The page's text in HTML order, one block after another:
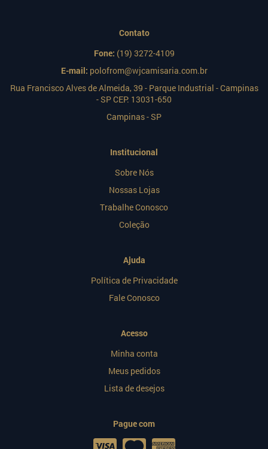
Contato
Fone: (19) 3272-4109
E-mail: polofrom@wjcamisaria.com.br
Rua Francisco Alves de Almeida, 39 - Parque Industrial - Campinas
- SP CEP: 13031-650
Campinas - SP
Institucional
Sobre Nós
Nossas Lojas
Trabalhe Conosco
Coleção
Ajuda
Política de Privacidade
Fale Conosco
Acesso
Minha conta
Meus pedidos
Lista de desejos
Pague com